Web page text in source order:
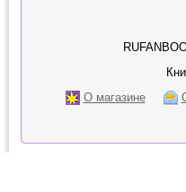
О магазине